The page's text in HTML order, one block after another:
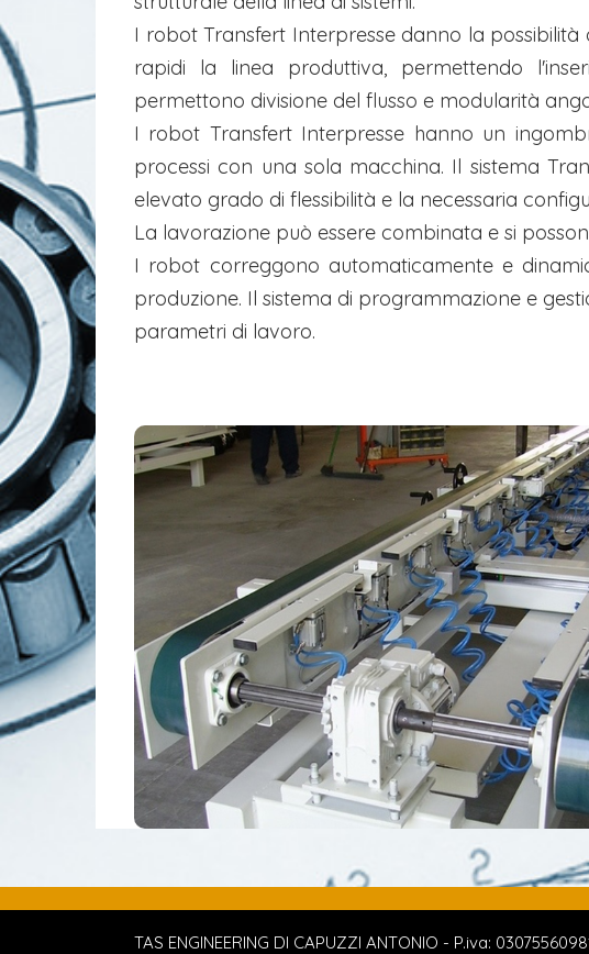
I robot Transfert Interpresse danno la
rapidi la linea produttiva, permettendo
permettono divisione del flusso e modularità
I robot Transfert Interpresse hanno un
processi con una sola macchina. Il sistema
elevato grado di flessibilità e la necessaria
La lavorazione può essere combinata e si
I robot correggono automaticamente e
produzione. Il sistema di programmazione e
parametri di lavoro.
TAS ENGINEERING DI CAPUZZI ANTONIO - P.iva: